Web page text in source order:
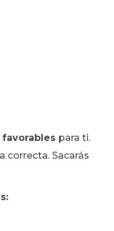
favorables para ti.
correcta. Sacarás